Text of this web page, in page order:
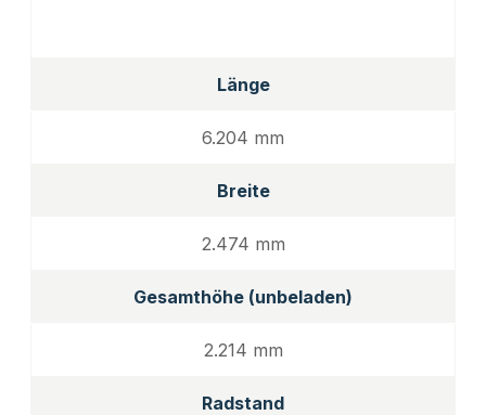
Länge
6.204 mm
Breite
2.474 mm
Gesamthöhe (unbeladen)
2.214 mm
Radstand